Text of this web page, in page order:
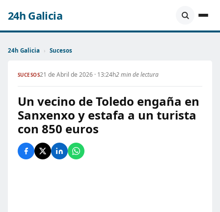
24h Galicia
24h Galicia › Sucesos
SUCESOS21 de Abril de 2026 · 13:24h2 min de lectura
Un vecino de Toledo engaña en
Sanxenxo y estafa a un turista
con 850 euros